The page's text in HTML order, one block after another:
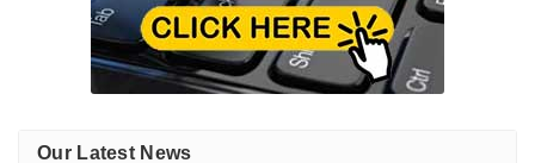
Our Latest News